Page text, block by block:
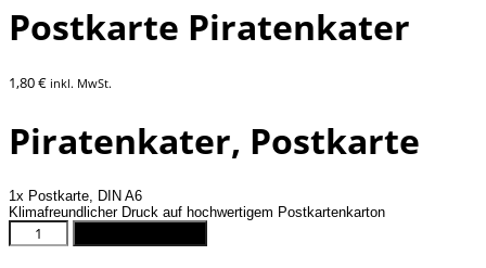
Postkarte Piratenkater
1,80€ inkl. MwSt.
Piratenkater, Postkarte
1x Postkarte, DIN A6
Klimafreundlicher Druck auf hochwertigem Postkartenkarton
Postkarte
Piratenkater